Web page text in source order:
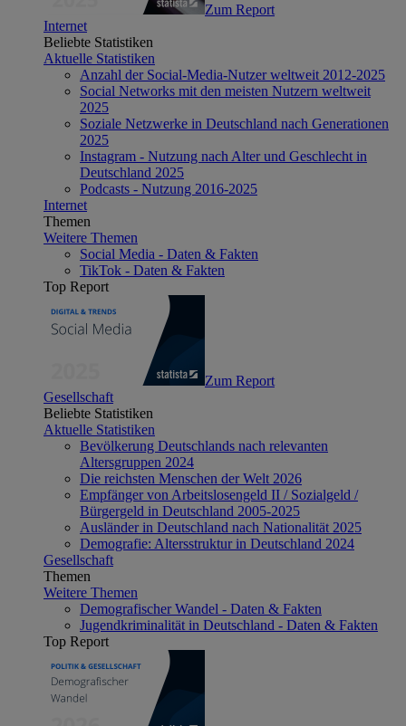
Zum Report
Internet
Beliebte Statistiken
Aktuelle Statistiken
Anzahl der Social-Media-Nutzer weltweit 2012-2025
Social Networks mit den meisten Nutzern weltweit
2025
Soziale Netzwerke in Deutschland nach Generationen
2025
Instagram - Nutzung nach Alter und Geschlecht in
Deutschland 2025
Podcasts - Nutzung 2016-2025
Internet
Themen
Weitere Themen
Social Media - Daten & Fakten
TikTok - Daten & Fakten
Top Report
Zum Report
Gesellschaft
Beliebte Statistiken
Aktuelle Statistiken
Bevölkerung Deutschlands nach relevanten
Altersgruppen 2024
Die reichsten Menschen der Welt 2026
Empfänger von Arbeitslosengeld II / Sozialgeld /
Bürgergeld in Deutschland 2005-2025
Ausländer in Deutschland nach Nationalität 2025
Demografie: Altersstruktur in Deutschland 2024
Gesellschaft
Themen
Weitere Themen
Demografischer Wandel - Daten & Fakten
Jugendkriminalität in Deutschland - Daten & Fakten
Top Report